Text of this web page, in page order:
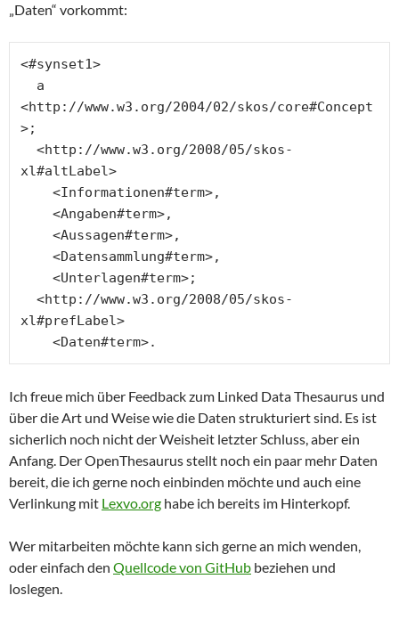
„Daten“ vorkommt:
<#synset1>
<http://www.w3.org/2004/02/skos/core#Concept
>;
xl#altLabel>
xl#prefLabel>
    <Daten#term>.
Ich freue mich über Feedback zum Linked Data Thesaurus und
über die Art und Weise wie die Daten strukturiert sind. Es ist
sicherlich noch nicht der Weisheit letzter Schluss, aber ein
Anfang. Der OpenThesaurus stellt noch ein paar mehr Daten
bereit, die ich gerne noch einbinden möchte und auch eine
Verlinkung mit Lexvo.org habe ich bereits im Hinterkopf.
Wer mitarbeiten möchte kann sich gerne an mich wenden,
oder einfach den Quellcode von GitHub beziehen und
loslegen.